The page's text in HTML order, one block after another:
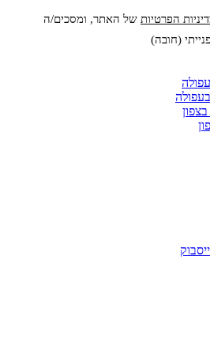
הפרטיות של האתר, ומסכים/ה
(חובה)